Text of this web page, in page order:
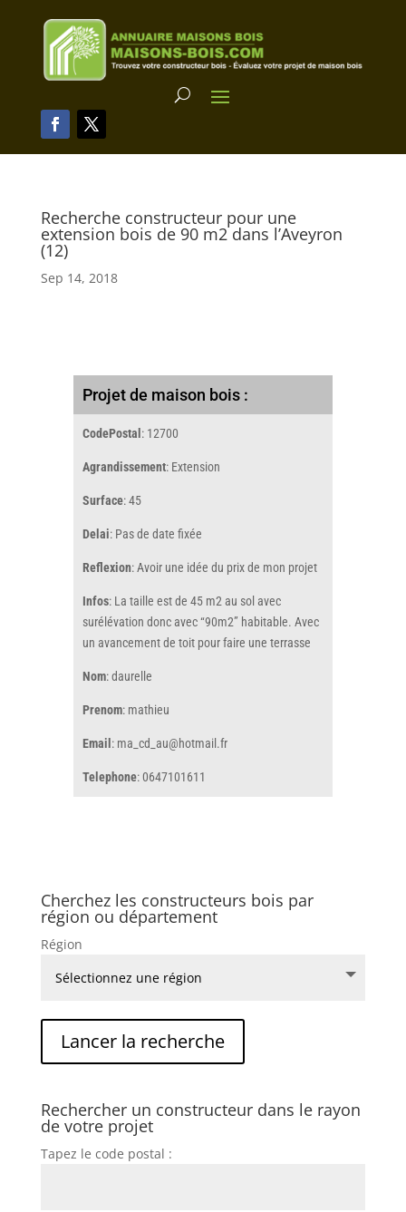
Recherche constructeur pour une
extension bois de 90 m2 dans l’Aveyron
(12)
Sep 14, 2018
Projet de maison bois :
CodePostal : 12700
Agrandissement: Extension
Surface: 45
Delai: Pas de date fixée
Reflexion: Avoir une idée du prix de mon projet
Infos: La taille est de 45 m2 au sol avec
surélévation donc avec “90m2” habitable. Avec
un avancement de toit pour faire une terrasse
Nom: daurelle
Prenom: mathieu
Email : ma_cd_au@hotmail.fr
Telephone: 0647101611
Cherchez les constructeurs bois par
région ou département
Région
Rechercher un constructeur dans le rayon
de votre projet
Tapez le code postal :